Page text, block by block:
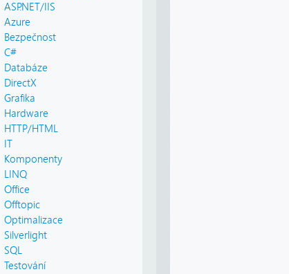
ASP.NET/IIS
Azure
Bezpečnost
C#
Databáze
DirectX
Grafika
Hardware
HTTP/HTML
IT
Komponenty
LINQ
Office
Offtopic
Optimalizace
Silverlight
SQL
Testování